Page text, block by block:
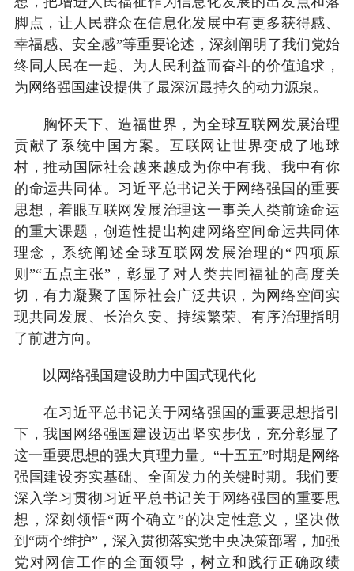
脚点，让人民群众在信息化发展中有更多获得感、
幸福感、安全感”等重要论述，深刻阐明了我们党始
终同人民在一起、为人民利益而奋斗的价值追求，
为网络强国建设提供了最深沉最持久的动力源泉。
胸怀天下、造福世界，为全球互联网发展治理
贡献了系统中国方案。互联网让世界变成了地球
村，推动国际社会越来越成为你中有我、我中有你
的命运共同体。习近平总书记关于网络强国的重要
思想，着眼互联网发展治理这一事关人类前途命运
的重大课题，创造性提出构建网络空间命运共同体
理念，系统阐述全球互联网发展治理的“四项原
则”“五点主张”，彰显了对人类共同福祉的高度关
切，有力凝聚了国际社会广泛共识，为网络空间实
现共同发展、长治久安、持续繁荣、有序治理指明
了前进方向。
以网络强国建设助力中国式现代化
在习近平总书记关于网络强国的重要思想指引
下，我国网络强国建设迈出坚实步伐，充分彰显了
这一重要思想的强大真理力量。“十五五”时期是网络
强国建设夯实基础、全面发力的关键时期。我们要
深入学习贯彻习近平总书记关于网络强国的重要思
想，深刻领悟“两个确立”的决定性意义，坚决做
到“两个维护”，深入贯彻落实党中央决策部署，加强
党对网信工作的全面领导，树立和践行正确政绩